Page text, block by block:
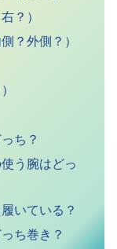
？）
？外側？）
ち？
う腕はどっ
いている？
ち巻き？